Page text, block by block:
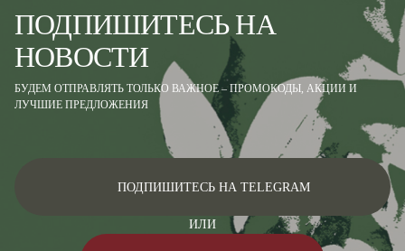
ПОДПИШИТЕСЬ НА
НОВОСТИ
БУДЕМ ОТПРАВЛЯТЬ ТОЛЬКО ВАЖНОЕ – ПРОМОКОДЫ, АКЦИИ И
ЛУЧШИЕ ПРЕДЛОЖЕНИЯ
ПОДПИШИТЕСЬ НА TELEGRAM
ИЛИ